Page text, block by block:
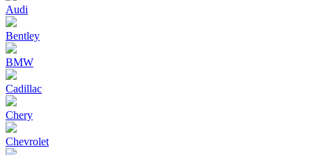
Audi
Bentley
BMW
Cadillac
Chery
Chevrolet